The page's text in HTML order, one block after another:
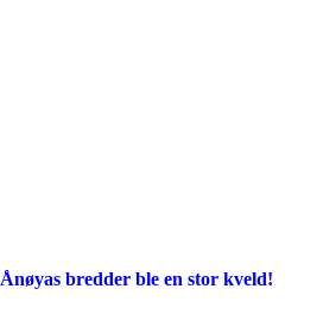
bredder ble en stor kveld!